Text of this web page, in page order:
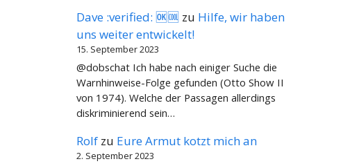
Dave :verified: 🆗🆒 zu Hilfe, wir haben
uns weiter entwickelt!
15. September 2023
@dobschat Ich habe nach einiger Suche die
Warnhinweise-Folge gefunden (Otto Show II
von 1974). Welche der Passagen allerdings
diskriminierend sein…
Rolf zu Eure Armut kotzt mich an
2. September 2023